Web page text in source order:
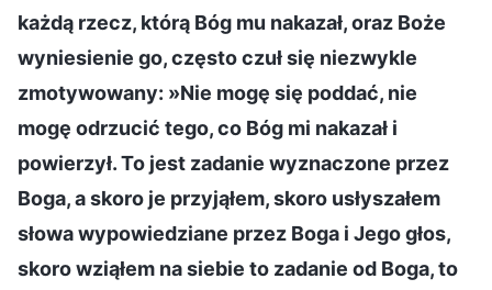
każdą rzecz, którą Bóg mu nakazał, oraz Boże
wyniesienie go, często czuł się niezwykle
zmotywowany: »Nie mogę się poddać, nie
mogę odrzucić tego, co Bóg mi nakazał i
powierzył. To jest zadanie wyznaczone przez
Boga, a skoro je przyjąłem, skoro usłyszałem
słowa wypowiedziane przez Boga i Jego głos,
skoro wziąłem na siebie to zadanie od Boga, to